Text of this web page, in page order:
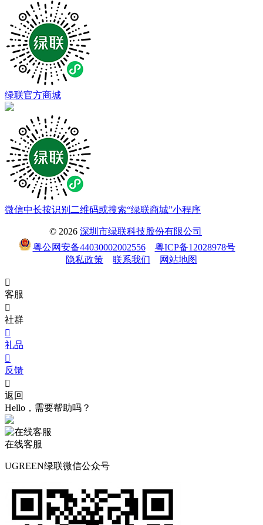
绿联官方商城
微信中长按识别二维码或搜索“绿联商城”小程序
© 2026 深圳市绿联科技股份有限公司
粤公网安备44030002002556
粤ICP备12028978号
隐私政策
联系我们 网站地图

客服

社群

礼品

反馈

返回
Hello，需要帮助吗？
在线客服
UGREEN绿联微信公众号